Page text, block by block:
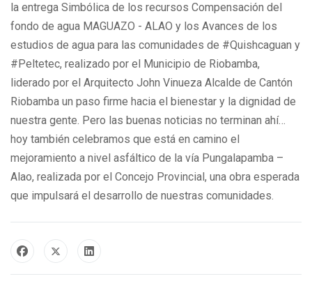
la entrega Simbólica de los recursos Compensación del
fondo de agua MAGUAZO - ALAO y los Avances de los
estudios de agua para las comunidades de #Quishcaguan y
#Peltetec, realizado por el Municipio de Riobamba,
liderado por el Arquitecto John Vinueza Alcalde de Cantón
Riobamba un paso firme hacia el bienestar y la dignidad de
nuestra gente. Pero las buenas noticias no terminan ahí…
hoy también celebramos que está en camino el
mejoramiento a nivel asfáltico de la vía Pungalapamba –
Alao, realizada por el Concejo Provincial, una obra esperada
que impulsará el desarrollo de nuestras comunidades.